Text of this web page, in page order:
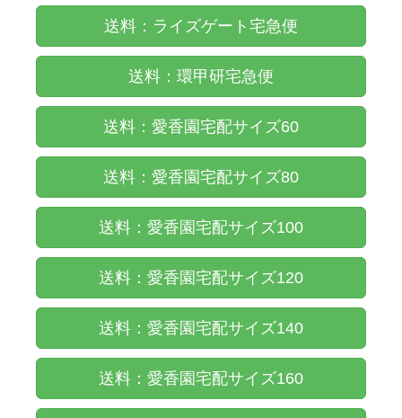
送料：ライズゲート宅急便
送料：環甲研宅急便
送料：愛香園宅配サイズ60
送料：愛香園宅配サイズ80
送料：愛香園宅配サイズ100
送料：愛香園宅配サイズ120
送料：愛香園宅配サイズ140
送料：愛香園宅配サイズ160